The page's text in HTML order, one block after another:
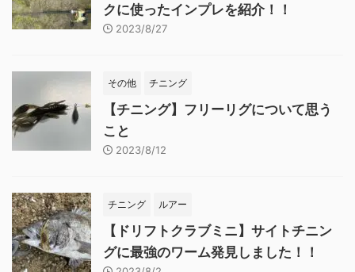
クに使ったインプレを紹介！！
2023/8/27
その他 チニング
【チニング】フリーリグについて思う
こと
2023/8/12
チニング ルアー
【ドリフトクラブミニ】サイトチニン
グに最強のワーム発見しました！！